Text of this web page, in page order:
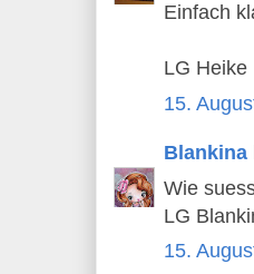
Einfach
LG Heike
15.
Blankina
Wie
LG
15.